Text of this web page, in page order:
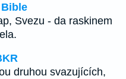
Svezu - da raskinem
druhou svazujících,